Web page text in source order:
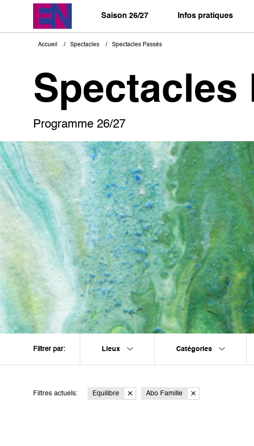
Saison 26/27 Infos pratiques
Fil
Accueil Spectacles Spectacles Passés
Spectacles
Programme 26/27
Filtrer par: Lieux Catégories
Filtres actuels: Equilibre Abo Famille